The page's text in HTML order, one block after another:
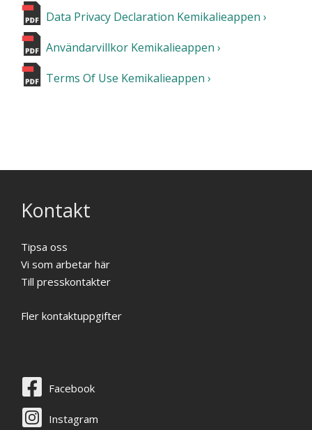
Data Privacy Declaration Kemikalieappen
Användarvillkor Kemikalieappen
Terms Of Use Kemikalieappen
Kontakt
Tipsa oss
Vi som arbetar här
Till presskontakter
Fler kontaktuppgifter
Facebook
Instagram